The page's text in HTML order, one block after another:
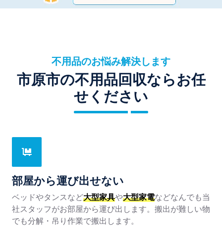
不用品のお悩み解決します
市原市の不用品回収ならお任
せください
部屋から運び出せない
ベッドやタンスなど大型家具や大型家電などなんでも当
社スタッフがお部屋から運び出します。搬出が難しい物
でも分解・吊り作業で搬出します。